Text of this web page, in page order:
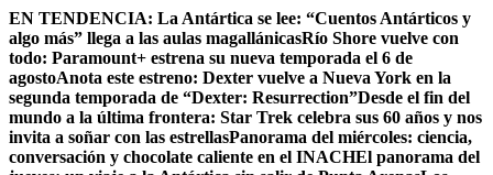
Skip
to
content
EN TENDENCIA: La Antártica se lee: “Cuentos Antárticos y
algo más” llega a las aulas magallánicasRío Shore vuelve con
todo: Paramount+ estrena su nueva temporada el 6 de
agostoAnota este estreno: Dexter vuelve a Nueva York en la
segunda temporada de “Dexter: Resurrection”Desde el fin del
mundo a la última frontera: Star Trek celebra sus 60 años y nos
invita a soñar con las estrellasPanorama del miércoles: ciencia,
conversación y chocolate caliente en el INACHEl panorama del